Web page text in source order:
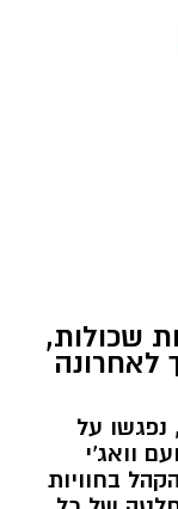
שכולות,
לאחרונה
נפגשו על
וואג'י
בחוויות